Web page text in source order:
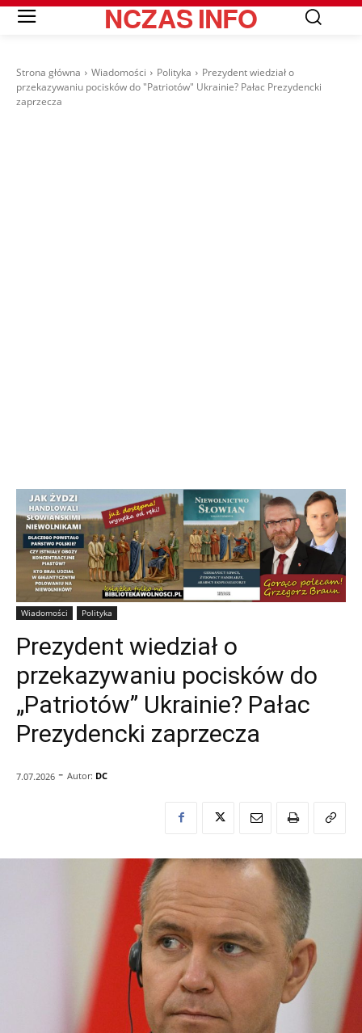
NCZASINFO
Strona główna Wiadomości Polityka
Prezydent wiedział o
przekazywaniu pocisków do "Patriotów" Ukrainie? Pałac Prezydencki
zaprzecza
Wiadomości Polityka
Prezydent wiedział o
przekazywaniu pocisków do
„Patriotów” Ukrainie? Pałac
Prezydencki zaprzecza
7.07.2026 - Autor: DC